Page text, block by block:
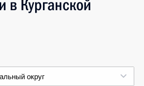
в Курганской
округ